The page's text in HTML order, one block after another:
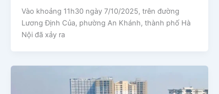
Vào khoảng 11h30 ngày 7/10/2025, trên đường
Lương Định Của, phường An Khánh, thành phố Hà
Nội đã xảy ra